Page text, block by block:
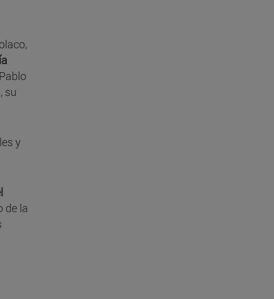
su
y
de la